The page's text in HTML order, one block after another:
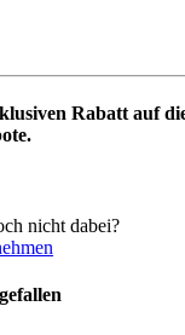
Rabatt auf
nicht dabei?